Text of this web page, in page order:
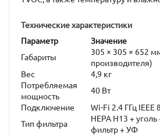
Технические характеристики
Параметр
Значение
Габариты
305 × 305 × 652
производителя)
Вес
4,9 кг
Потребляемая
мощность
40 Вт
Подключение
Wi-Fi 2.4 ГГц IEEE
Тип фильтра
HEPA H13 +
фильтр + УФ